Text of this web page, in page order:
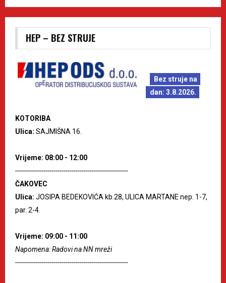
HEP – BEZ STRUJE
Bez struje na
dan: 3.8.2026.
KOTORIBA
Ulica: SAJMIŠNA 16.
Vrijeme: 08:00 - 12:00
--------------------------------------------------------
ČAKOVEC
Ulica: JOSIPA BEDEKOVIĆA kb.28, ULICA MARTANE nep. 1-7,
par. 2-4.
Vrijeme: 09:00 - 11:00
Napomena: Radovi na NN mreži
--------------------------------------------------------